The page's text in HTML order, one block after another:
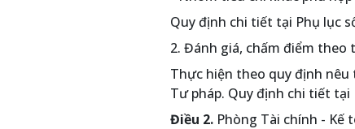
Quy định chi tiết tại Phụ lục
2. Đánh giá, chấm điểm theo
Thực hiện theo quy định nêu
Tư pháp. Quy định chi tiết tại
Điều 2. Phòng Tài chính -